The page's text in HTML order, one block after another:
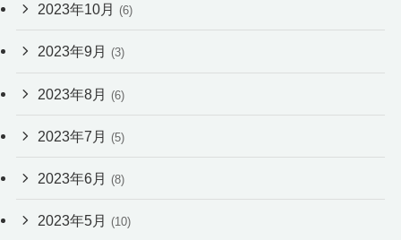
2023年10月 (6)
2023年9月 (3)
2023年8月 (6)
2023年7月 (5)
2023年6月 (8)
2023年5月 (10)